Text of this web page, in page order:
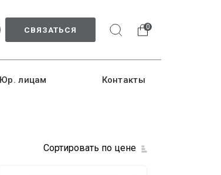
СВЯЗАТЬСЯ 0
Юр. лицам Контакты
Сортировать по цене